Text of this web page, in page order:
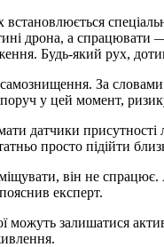
дрона, а
Будь-який рух,
За
у цей момент,
датчики
просто підійти
він не спрацює.
експерт.
можуть залишатися